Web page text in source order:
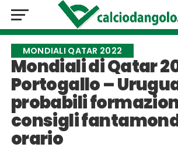
MONDIALI QATAR 2022
Mondiali di Qatar
Portogallo –
probabili
consigli
orario